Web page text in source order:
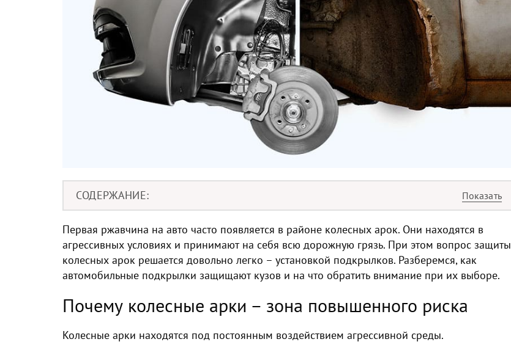
СОДЕРЖАНИЕ
Первая ржавчина на авто часто появляется в районе колесных арок. Они находятся в
агрессивных условиях и принимают на себя всю дорожную грязь. При этом вопрос защиты
колесных арок решается довольно легко – установкой подкрылков. Разберемся, как
автомобильные подкрылки защищают кузов и на что обратить внимание при их выборе.
Почему колесные арки – зона повышенного риска
Колесные арки находятся под постоянным воздействием агрессивной среды.